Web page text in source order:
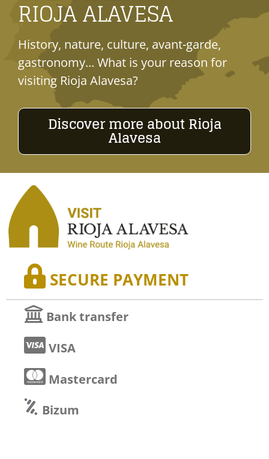
RIOJA ALAVESA
History, nature, culture, avant-garde,
gastronomy... What is your reason for
visiting Rioja Alavesa?
Discover more about Rioja
Alavesa
SECURE PAYMENT
Bank transfer
VISA
Mastercard
Bizum